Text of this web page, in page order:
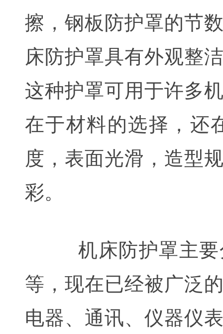
擦，钢板防护罩的
床防护罩具有外观整
这种护罩可用于许多
在于材料的选择，还
度，表面光滑，造型
彩。
机床防护罩主要
等，现在已经被广泛
电器、通讯、仪器仪